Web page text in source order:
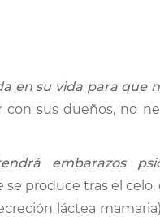
en su vida para que
sus dueños, no
embarazos
produce tras el celo,
láctea